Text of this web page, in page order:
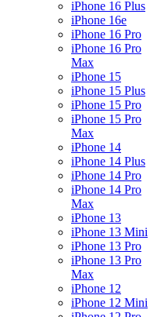
iPhone 16 Plus
iPhone 16e
iPhone 16 Pro
iPhone 16 Pro
Max
iPhone 15
iPhone 15 Plus
iPhone 15 Pro
iPhone 15 Pro
Max
iPhone 14
iPhone 14 Plus
iPhone 14 Pro
iPhone 14 Pro
Max
iPhone 13
iPhone 13 Mini
iPhone 13 Pro
iPhone 13 Pro
Max
iPhone 12
iPhone 12 Mini